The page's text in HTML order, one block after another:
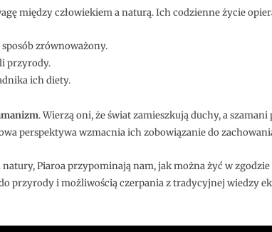
między człowiekiem a naturą. Ich codzienne życie
zrównoważony.
przyrody.
ich diety.
. Wierzą oni, że świat zamieszkują duchy, a
perspektywa wzmacnia ich zobowiązanie do
natury, Piaroa przypominają nam, jak można żyć w
przyrody i możliwością czerpania z tradycyjnej wiedzy